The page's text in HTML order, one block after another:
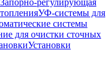
УФ-системы для
системы
для очистки сточных
Установки